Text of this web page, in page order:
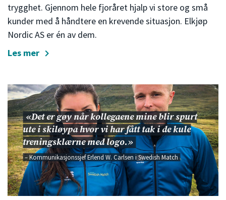
trygghet. Gjennom hele fjoråret hjalp vi store og små
kunder med å håndtere en krevende situasjon. Elkjøp
Nordic AS er én av dem.
Les mer
«Det er gøy når kollegaene mine blir spurt
ute i skiløypa hvor vi har fått tak i de kule
treningsklærne med logo.»
– Kommunikasjonssjef Erlend W. Carlsen i Swedish Match